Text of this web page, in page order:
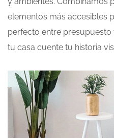
elementos más accesibles
perfecto entre
tu casa cuente tu historia